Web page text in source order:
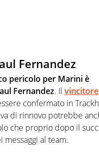
Fernandez
pericolo per Marini è
Fernandez. Il
confermato in
di rinnovo potrebbe
che proprio dopo il
messaggi al team.